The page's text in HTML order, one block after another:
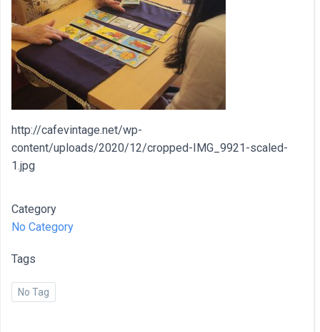
http://cafevintage.net/wp-
content/uploads/2020/12/cropped-IMG_9921-scaled-
1.jpg
Category
No Category
Tags
No Tag